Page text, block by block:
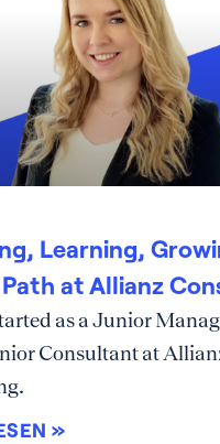
Learning,
at Allianz
as a Junior
Consultant at
»